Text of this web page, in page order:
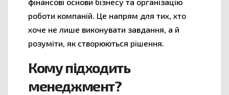
роботи компаній. Це напрям для тих, хто
хоче не лише виконувати завдання, а й
розуміти, як створюються рішення.
Кому підходить
менеджмент?